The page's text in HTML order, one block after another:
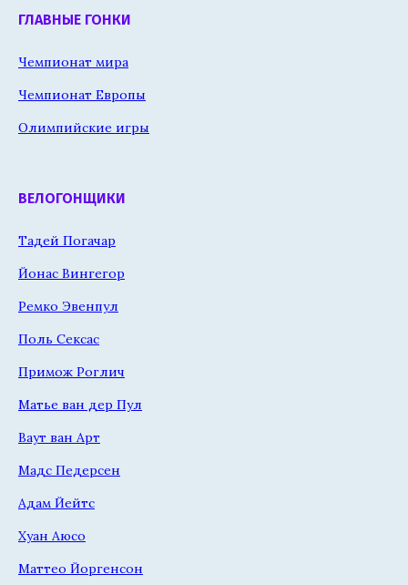
ГЛАВНЫЕ ГОНКИ
Чемпионат мира
Чемпионат Европы
Олимпийские игры
ВЕЛОГОНЩИКИ
Тадей Погачар
Йонас Вингегор
Ремко Эвенпул
Поль Сексас
Примож Роглич
Матье ван дер Пул
Ваут ван Арт
Мадс Педерсен
Адам Йейтс
Хуан Аюсо
Маттео Йоргенсон